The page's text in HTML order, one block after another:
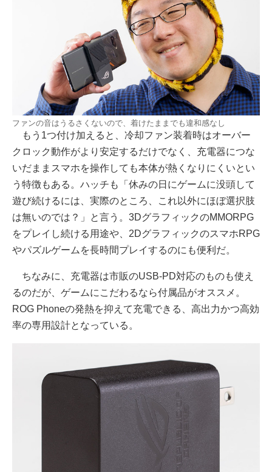
ファンの音はうるさくないので、着けたままでも違和感なし
もう1つ付け加えると、冷却ファン装着時はオーバー
クロック動作がより安定するだけでなく、充電器につな
いだままスマホを操作しても本体が熱くなりにくいとい
う特徴もある。ハッチも「休みの日にゲームに没頭して
遊び続けるには、実際のところ、これ以外にほぼ選択肢
は無いのでは？」と言う。3DグラフィックのMMORPG
をプレイし続ける用途や、2DグラフィックのスマホRPG
やパズルゲームを長時間プレイするのにも便利だ。
ちなみに、充電器は市販のUSB-PD対応のものも使え
るのだが、ゲームにこだわるなら付属品がオススメ。
ROG Phoneの発熱を抑えて充電できる、高出力かつ高効
率の専用設計となっている。